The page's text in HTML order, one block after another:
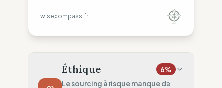
wisecompass.fr
Éthique 6%
Le sourcing à risque manque de